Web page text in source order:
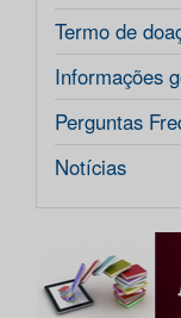
Termo de
Informações
Perguntas
Notícias